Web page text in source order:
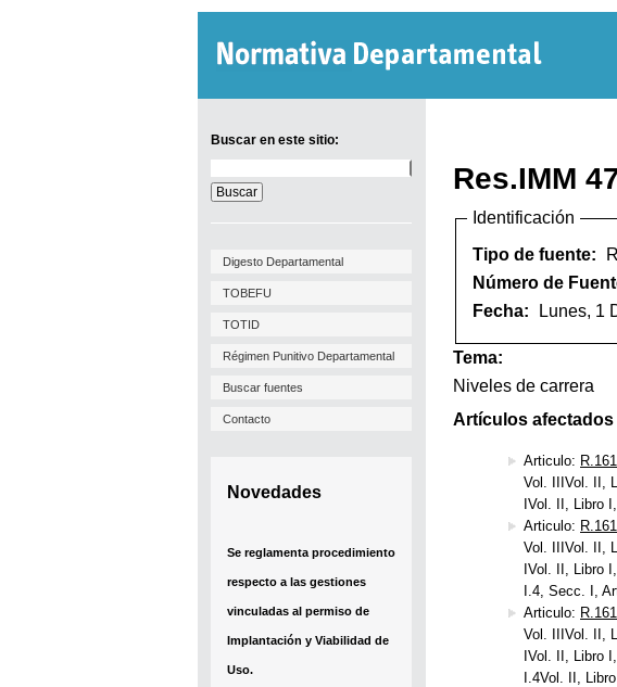
Buscar en este sitio:
en
este
sitio:
Digesto Departamental
TOBEFU
TOTID
Régimen Punitivo Departamental
Buscar fuentes
Contacto
Novedades
Se reglamenta procedimiento
respecto a las gestiones
vinculadas al permiso de
Implantación y Viabilidad de
Uso.
Res.IMM
Identificación
Tipo de fuente:
Número de
Fecha:
Lunes, 1
Tema:
Niveles de carrera
Artículos
Articulo:
Vol. IIIVol. II,
IVol. II, Libro
Articulo:
Vol. IIIVol. II,
IVol. II, Libro
I.4, Secc. I,
Articulo:
Vol. IIIVol. II,
IVol. II, Libro
I.4Vol. II,